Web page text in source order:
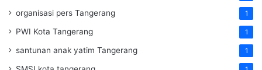
organisasi pers Tangerang 1
PWI Kota Tangerang 1
santunan anak yatim Tangerang 1